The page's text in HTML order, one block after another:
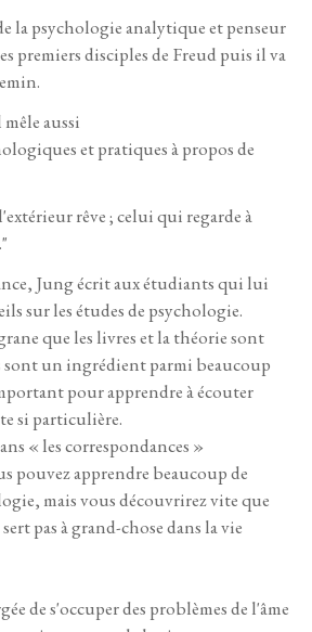
la psychologie analytique et penseur
premiers disciples de Freud puis il va
aussi
et pratiques à propos de
rêve ; celui qui regarde à
Jung écrit aux étudiants qui lui
sur les études de psychologie.
que les livres et la théorie sont
sont un ingrédient parmi beaucoup
pour apprendre à écouter
si particulière.
« les correspondances »
pouvez apprendre beaucoup de
mais vous découvrirez vite que
pas à grand-chose dans la vie
de s'occuper des problèmes de l'âme